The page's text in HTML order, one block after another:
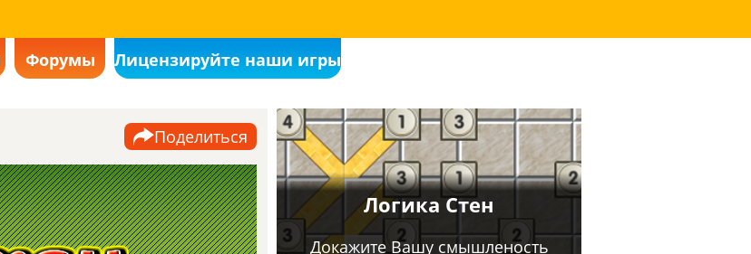
Форумы Лицензируйте наши игры
Поделиться